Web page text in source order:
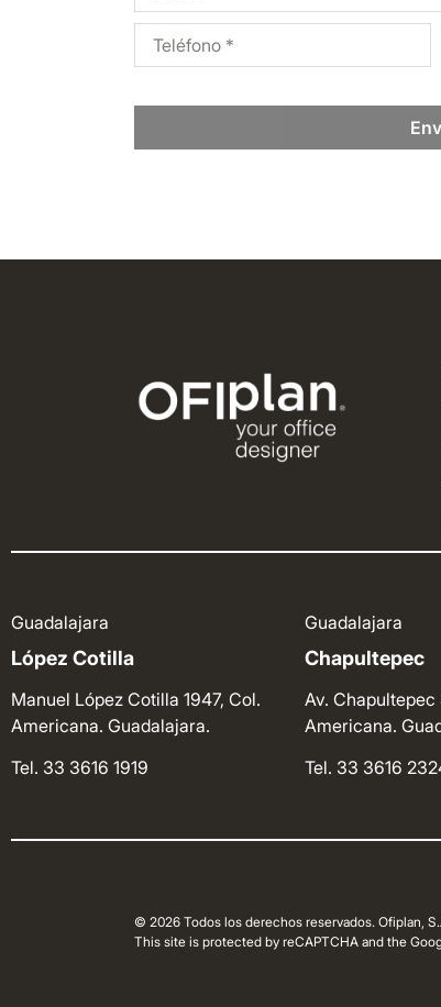
Guadalajara
López Cotilla
Manuel López Cotilla 1947, Col.
Americana. Guadalajara.
Tel. 33 3616 1919
Guadalajara
Chapultepec
Av.
Americana.
Tel. 33 3616
© 2026 Todos los derechos reservados. Ofiplan,
This site is protected by reCAPTCHA and the